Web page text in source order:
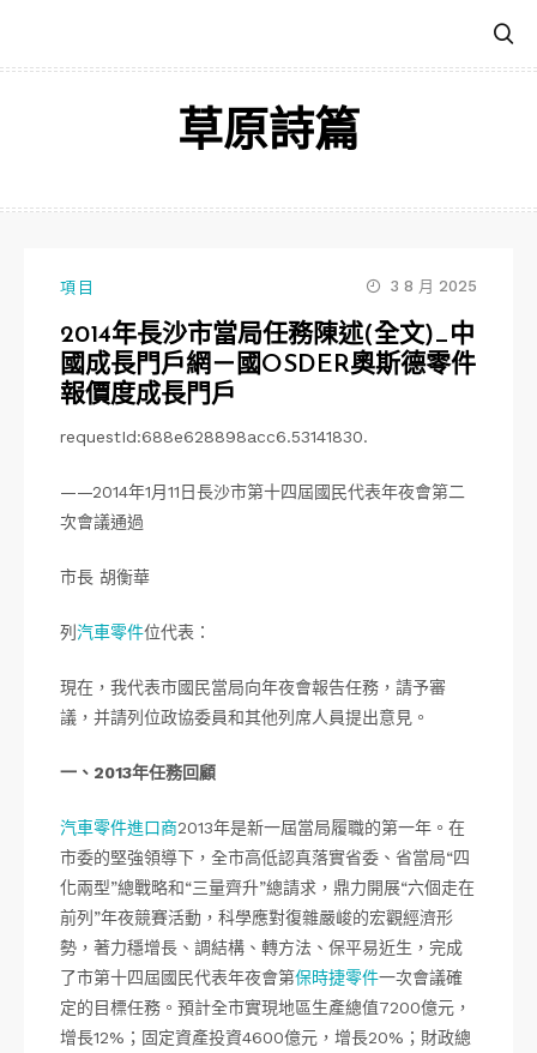
主
草原詩篇
項目 3 8 月 2025
2014年長沙市當局任務陳述(全文)_中
國成長門戶網－國OSDER奧斯德零件
報價度成長門戶
requestId:688e628898acc6.53141830.
——2014年1月11日長沙市第十四屆國民代表年夜會第二
次會議通過
市長 胡衡華
列 汽車零件位代表：
現在，我代表市國民當局向年夜會報告任務，請予審
議，并請列位政協委員和其他列席人員提出意見。
一、2013年任務回顧
汽車零件進口商2013年是新一屆當局履職的第一年。在
市委的堅強領導下，全市高低認真落實省委、省當局“四
化兩型”總戰略和“三量齊升”總請求，鼎力開展“六個走在
前列”年夜競賽活動，科學應對復雜嚴峻的宏觀經濟形
勢，著力穩增長、調結構、轉方法、保平易近生，完成
了市第十四屆國民代表年夜會第保時捷零件一次會議確
定的目標任務。預計全市實現地區生產總值7200億元，
增長12%；固定資產投資4600億元，增長20%；財政總